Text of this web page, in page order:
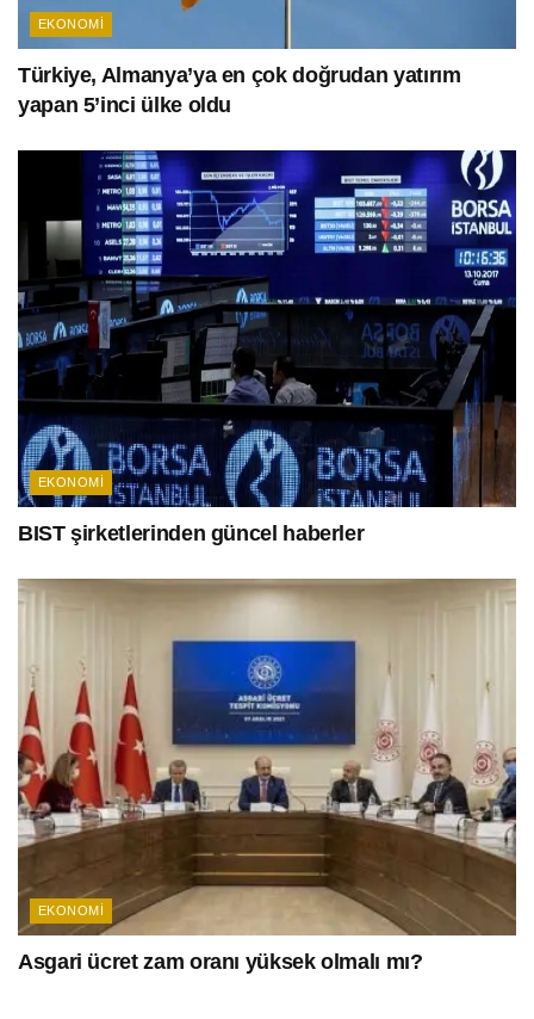
EKONOMI
Türkiye, Almanya’ya en çok doğrudan yatırım
yapan 5’inci ülke oldu
EKONOMI
BIST şirketlerinden güncel haberler
EKONOMI
Asgari ücret zam oranı yüksek olmalı mı?